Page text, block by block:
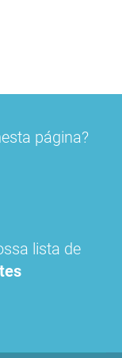
página?
lista de